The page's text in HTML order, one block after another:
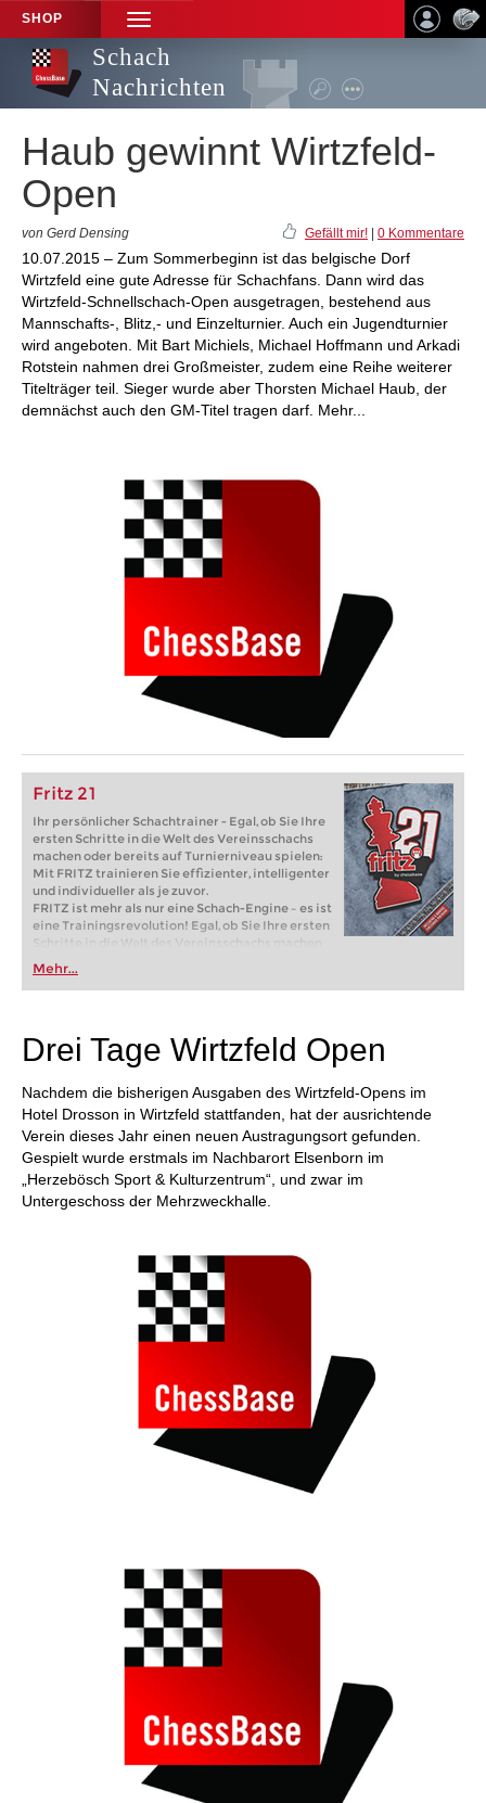
SHOP
TOGGLE
NAVIGATION
Schach
Nachrichten
Haub gewinnt Wirtzfeld-
Open
von Gerd Densing Gefällt mir! 0 Kommentare
10.07.2015 – Zum Sommerbeginn ist das belgische Dorf
Wirtzfeld eine gute Adresse für Schachfans. Dann wird das
Wirtzfeld-Schnellschach-Open ausgetragen, bestehend aus
Mannschafts-, Blitz,- und Einzelturnier. Auch ein Jugendturnier
wird angeboten. Mit Bart Michiels, Michael Hoffmann und Arkadi
Rotstein nahmen drei Großmeister, zudem eine Reihe weiterer
Titelträger teil. Sieger wurde aber Thorsten Michael Haub, der
demnächst auch den GM-Titel tragen darf. Mehr...
Fritz 21
Ihr persönlicher Schachtrainer - Egal, ob Sie Ihre
ersten Schritte in die Welt des Vereinsschachs
machen oder bereits auf Turnierniveau spielen:
Mit FRITZ trainieren Sie effizienter, intelligenter
und individueller als je zuvor.
FRITZ ist mehr als nur eine Schach-Engine – es ist
eine Trainingsrevolution! Egal, ob Sie Ihre ersten
Schritte in die Welt des Vereinsschachs machen
oder bereits auf Turnierniveau spielen: Mit
FRITZ trainieren Sie effizienter, intelligenter und
individueller als je zuvor.
Mehr...
Drei Tage Wirtzfeld Open
Nachdem die bisherigen Ausgaben des Wirtzfeld-Opens im
Hotel Drosson in Wirtzfeld stattfanden, hat der ausrichtende
Verein dieses Jahr einen neuen Austragungsort gefunden.
Gespielt wurde erstmals im Nachbarort Elsenborn im
„Herzebösch Sport & Kulturzentrum“, und zwar im
Untergeschoss der Mehrzweckhalle.